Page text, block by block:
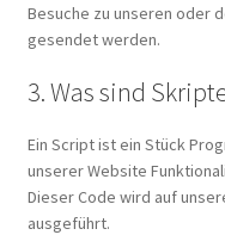
Versandarten
Besuche zu unseren oder
gesendet werden.
3. Was sind
Ein Script ist ein Stück
unserer Website
Dieser Code wird auf
ausgeführt.